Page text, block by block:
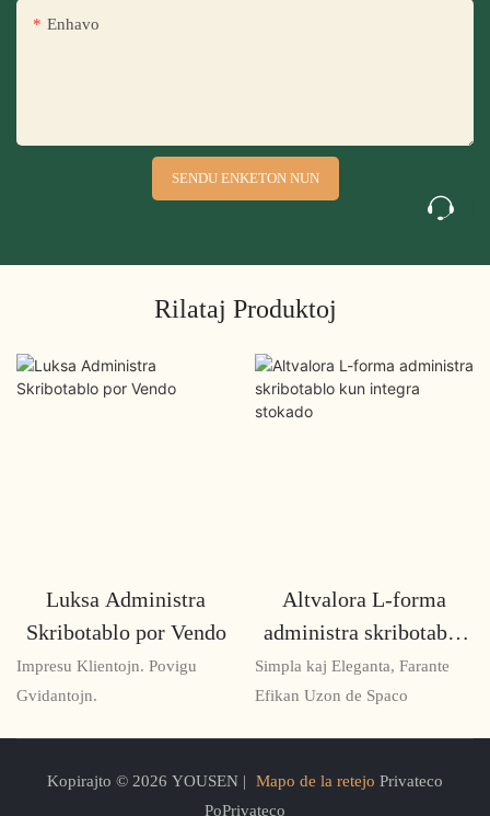
Enhavo
SENDU ENKETON NUN
Rilataj Produktoj
Luksa Administra
Skribotablo por Vendo
Impresu Klientojn. Povigu
Gvidantojn.
Altvalora L-forma
administra skribotablo
kun integra stokado
Simpla kaj Eleganta, Farante
Efikan Uzon de Spaco
Kopirajto © 2026 YOUSEN | Mapo de la retejo Privateco
PoPrivateco